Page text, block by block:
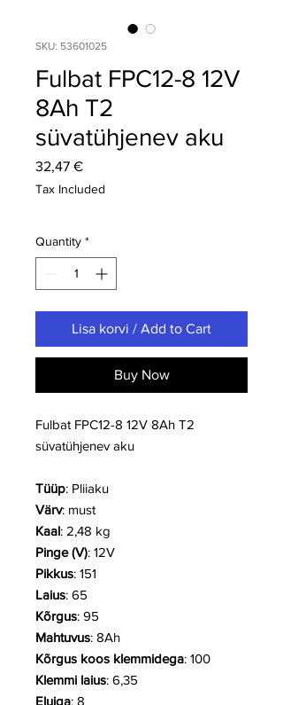
SKU: 53601025
Fulbat FPC12-8 12V
8Ah T2
süvatühjenev aku
32,47 €Price
Tax Included
Quantity *
Lisa korvi / Add to Cart
Buy Now
Fulbat FPC12-8 12V 8Ah T2
süvatühjenev aku
Tüüp: Pliiaku
Värv: must
Kaal: 2,48 kg
Pinge (V): 12V
Pikkus: 151
Laius: 65
Kõrgus: 95
Mahtuvus: 8Ah
Kõrgus koos klemmidega: 100
Klemmi laius: 6,35
Eluiga: 8